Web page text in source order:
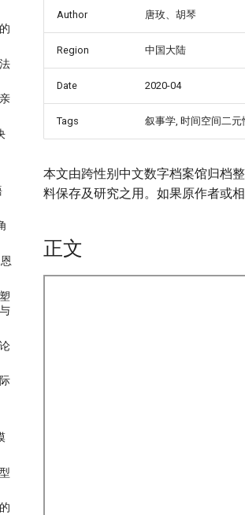
Author 唐玫、胡琴
Region 中国大陆
Date 2020-04
Tags 叙事学, 时间空间二元
本文由跨性别中文数字档案馆归档
料保存及研究之用。如果原作者或
正文